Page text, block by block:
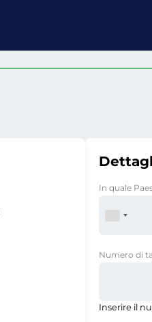
In quale
Numero di
Inserire il